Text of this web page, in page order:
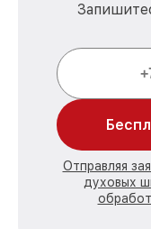
Отправляя
духовых